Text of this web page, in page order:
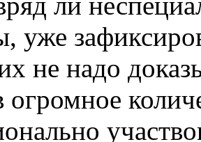
уже
не надо
огромное